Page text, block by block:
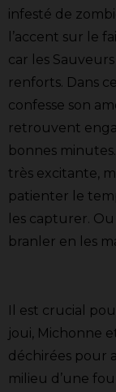
infesté de
l’accent sur le
car les
renforts. Dans
confesse son
retrouvent
bonnes
très excitante,
patienter le
les capturer.
branler en les
Il est crucial
joui, Michonne
déchirées pour
milieu d’une